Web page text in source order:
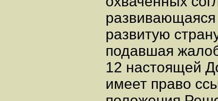
развитую
подавшая
12 настоящей
имеет право